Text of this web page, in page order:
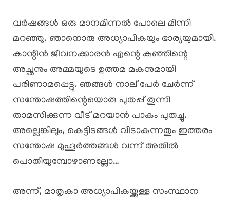
വർഷങ്ങൾ ഒരു മാനമിന്നൽ പോലെ മിന്നി
മറഞ്ഞു. ഞാനൊരു അധ്യാപികയും ഭാര്യയുമായി.
കാന്റീൻ ജീവനക്കാരൻ എന്റെ കുഞ്ഞിന്റെ
അച്ഛനും അമ്മയുടെ ഉത്തമ മകനുമായി
പരിണാമപ്പെട്ടു. ഞങ്ങൾ നാല് പേർ ചേർന്ന്
സന്തോഷത്തിന്റെയൊരു പുതപ്പ് തുന്നി
താമസിക്കുന്ന വീട് മറയാൻ പാകം പുതച്ചു.
അല്ലെങ്കിലും, കെട്ടിടങ്ങൾ വീടാകുന്നതും ഇത്തരം
സന്തോഷ മുഹൂർത്തങ്ങൾ വന്ന് അതിൽ
പൊതിയുമ്പോഴാണല്ലോ…
അന്ന്, മാതൃകാ അധ്യാപികയ്ക്കുള്ള സംസ്ഥാന